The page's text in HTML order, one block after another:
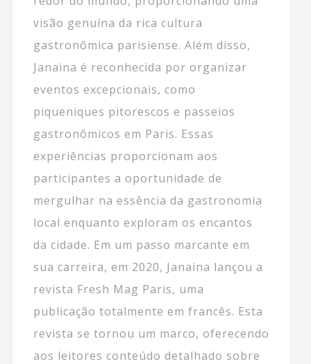
visão genuína da rica cultura
gastronômica parisiense. Além disso,
Janaina é reconhecida por organizar
eventos excepcionais, como
piqueniques pitorescos e passeios
gastronômicos em Paris. Essas
experiências proporcionam aos
participantes a oportunidade de
mergulhar na essência da gastronomia
local enquanto exploram os encantos
da cidade. Em um passo marcante em
sua carreira, em 2020, Janaina lançou a
revista Fresh Mag Paris, uma
publicação totalmente em francês. Esta
revista se tornou um marco, oferecendo
aos leitores conteúdo detalhado sobre